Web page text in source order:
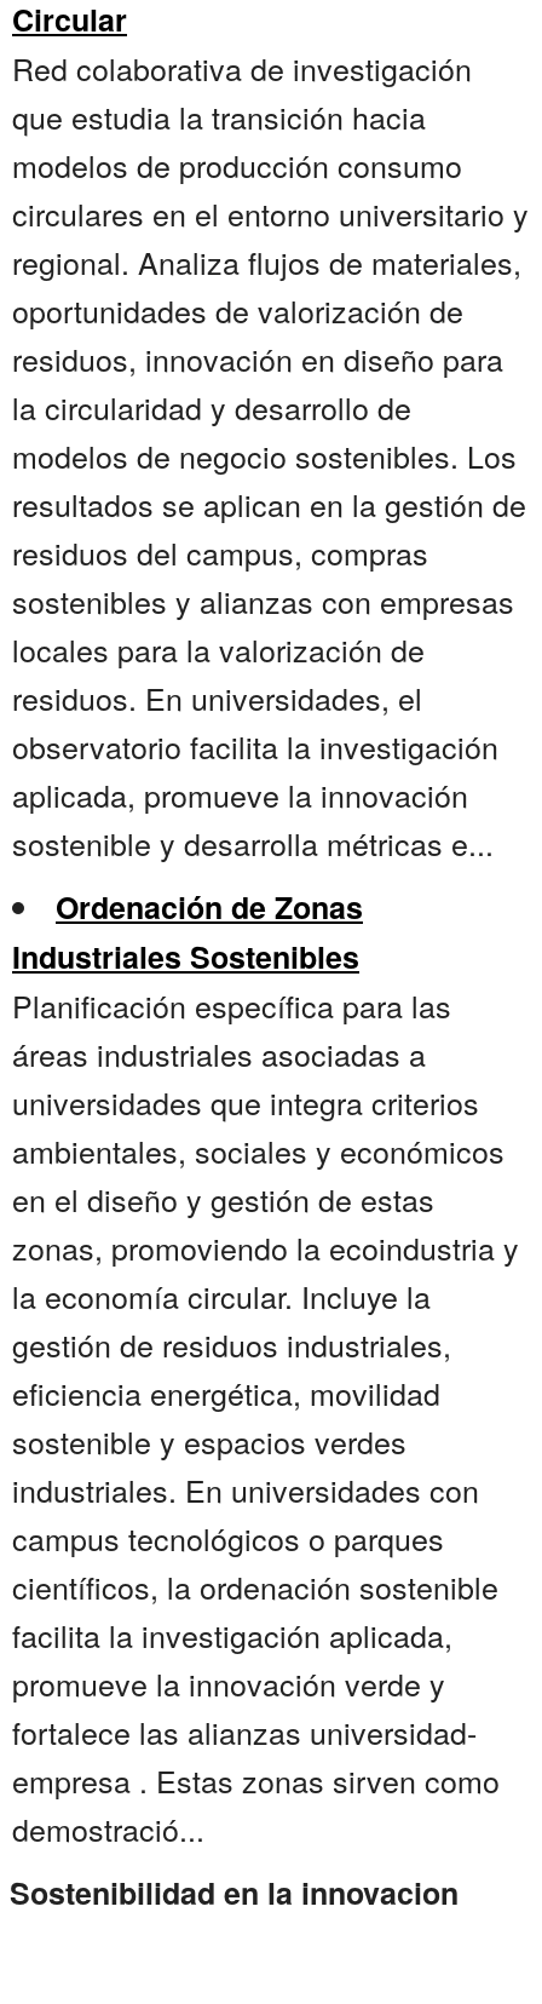
Circular
Red colaborativa de investigación
que estudia la transición hacia
modelos de producción consumo
circulares en el entorno universitario y
regional. Analiza flujos de materiales,
oportunidades de valorización de
residuos, innovación en diseño para
la circularidad y desarrollo de
modelos de negocio sostenibles. Los
resultados se aplican en la gestión de
residuos del campus, compras
sostenibles y alianzas con empresas
locales para la valorización de
residuos. En universidades, el
observatorio facilita la investigación
aplicada, promueve la innovación
sostenible y desarrolla métricas e...
Ordenación de Zonas
Industriales Sostenibles
Planificación específica para las
áreas industriales asociadas a
universidades que integra criterios
ambientales, sociales y económicos
en el diseño y gestión de estas
zonas, promoviendo la ecoindustria y
la economía circular. Incluye la
gestión de residuos industriales,
eficiencia energética, movilidad
sostenible y espacios verdes
industriales. En universidades con
campus tecnológicos o parques
científicos, la ordenación sostenible
facilita la investigación aplicada,
promueve la innovación verde y
fortalece las alianzas universidad-
empresa . Estas zonas sirven como
demostració...
Sostenibilidad en la innovacion